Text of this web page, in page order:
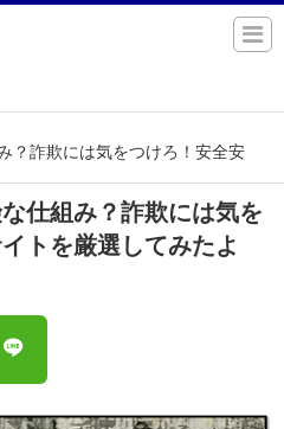
？詐欺には気をつけろ！安全安
仕組み？詐欺には気を
トを厳選してみたよ